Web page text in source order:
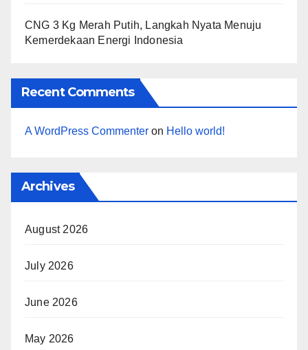
CNG 3 Kg Merah Putih, Langkah Nyata Menuju
Kemerdekaan Energi Indonesia
Recent Comments
A WordPress Commenter on Hello world!
Archives
August 2026
July 2026
June 2026
May 2026